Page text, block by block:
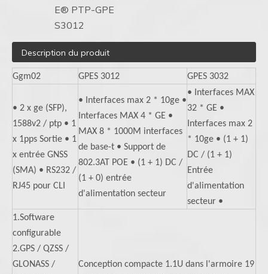
E® PTP-GPE
S3012
Description du produit
Ggm02 GPES 3012 GPES 3032
• 2 x ge (SFP),
1588v2 / ptp • 1
x 1pps Sortie • 1
x entrée GNSS
(SMA) • RS232 /
RJ45 pour CLI
• Interfaces max 2 * 10ge •
Interfaces MAX 4 * GE •
MAX 8 * 1000M interfaces
de base-t • Support de
802.3AT POE • (1 + 1) DC /
(1 + 0) entrée
d'alimentation secteur
• Interfaces MAX
32 * GE •
Interfaces max 2
* 10ge • (1 + 1)
DC / (1 + 1)
Entrée
d'alimentation
secteur •
1.Software
configurable
2.GPS / QZSS /
GLONASS /
Conception compacte 1.1U dans l'armoire 19